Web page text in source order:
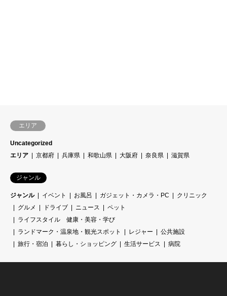
エリア
Uncategorized
エリア
京都府 兵庫県 和歌山県 大阪府 奈良県 滋賀県
ジャンル
ジャンル イベント お風呂 ガジェット・カメラ・PC
クリニック
グルメ
ドライブ ニュース
ペット
ライフスタイル 健康・美容・学び
ランドマーク・温泉地・観光スポット
レジャー
公共施設
旅行・宿泊
暮らし・ショッピング 生活サービス 病院